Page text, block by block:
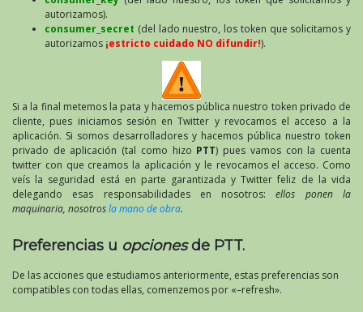
autorizamos).
consumer_secret (del lado nuestro, los token que solicitamos y
autorizamos ¡estricto cuidado NO difundir!).
Si a la final metemos la pata y hacemos pública nuestro token privado de
cliente, pues iniciamos sesión en Twitter y revocamos el acceso a la
aplicación. Si somos desarrolladores y hacemos pública nuestro token
privado de aplicación (tal como hizo PTT) pues vamos con la cuenta
twitter con que creamos la aplicación y le revocamos el acceso. Como
veís la seguridad está en parte garantizada y Twitter feliz de la vida
delegando esas responsabilidades en nosotros:ellos ponen la
maquinaria, nosotrosla mano de obra.
Preferencias u opcionesde PTT.
De las acciones que estudiamos anteriormente, estas preferencias son
compatibles con todas ellas, comenzemos por «–refresh».